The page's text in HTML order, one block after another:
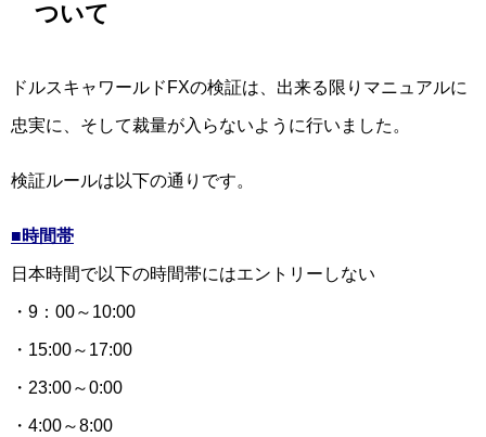
ついて
ドルスキャワールドFXの検証は、出来る限りマニュアルに
忠実に、そして裁量が入らないように行いました。
検証ルールは以下の通りです。
■時間帯
日本時間で以下の時間帯にはエントリーしない
・9：00～10:00
・15:00～17:00
・23:00～0:00
・4:00～8:00